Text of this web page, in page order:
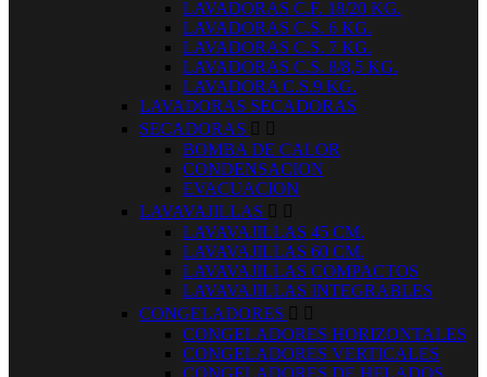
LAVADORAS C.F. 18/20 KG.
LAVADORAS C.S. 6 KG.
LAVADORAS C.S. 7 KG.
LAVADORAS C.S. 8/8,5 KG.
LAVADORA C.S.9 KG.
LAVADORAS SECADORAS
SECADORAS  
BOMBA DE CALOR
CONDENSACION
EVACUACION
LAVAVAJILLAS  
LAVAVAJILLAS 45 CM.
LAVAVAJILLAS 60 CM.
LAVAVAJILLAS COMPACTOS
LAVAVAJILLAS INTEGRABLES
CONGELADORES  
CONGELADORES HORIZONTALES
CONGELADORES VERTICALES
CONGELADORES DE HELADOS